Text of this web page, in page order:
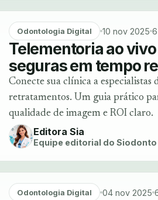
Odontologia Digital 10 nov 2025
Telementoria ao
seguras em tempo
Conecte sua clínica a
retratamentos. Um guia prático
qualidade de imagem e ROI claro.
Editora Sia
Equipe editorial do Siodonto
Odontologia Digital 04 nov 2025